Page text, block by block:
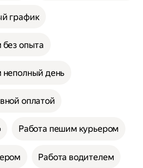
график
без опыта
неполный день
оплатой
Работа пешим курьером
Работа водителем